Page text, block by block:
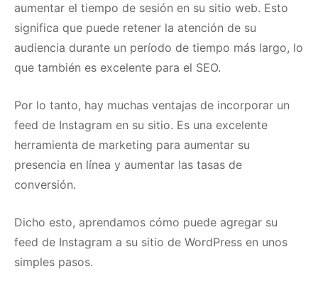
aumentar el tiempo de sesión en su sitio web. Esto
significa que puede retener la atención de su
audiencia durante un período de tiempo más largo, lo
que también es excelente para el SEO.
Por lo tanto, hay muchas ventajas de incorporar un
feed de Instagram en su sitio. Es una excelente
herramienta de marketing para aumentar su
presencia en línea y aumentar las tasas de
conversión.
Dicho esto, aprendamos cómo puede agregar su
feed de Instagram a su sitio de WordPress en unos
simples pasos.